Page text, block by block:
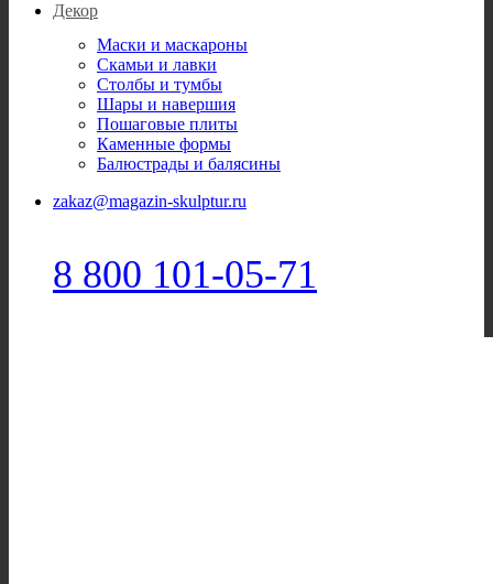
Декор
Маски и маскароны
Скамьи и лавки
Столбы и тумбы
Шары и навершия
Пошаговые плиты
Каменные формы
Балюстрады и балясины
zakaz@magazin-skulptur.ru
8 800 101-05-71